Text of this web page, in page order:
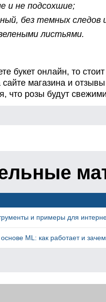
и не подсохшие;
без темных следов
листьями.
букет онлайн, то
магазина и
что розы будут
и примеры для
ML: как работает и